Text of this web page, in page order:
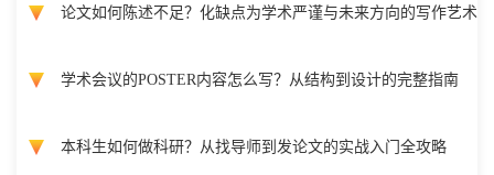
论文如何陈述不足？化缺点为学术严谨与未来方向的写作艺术
学术会议的POSTER内容怎么写？从结构到设计的完整指南
本科生如何做科研？从找导师到发论文的实战入门全攻略